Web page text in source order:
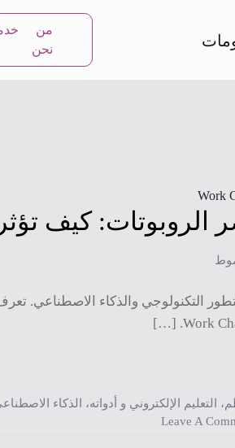
من
نحن
كيف
التكنولوجي والذكاء الاصطناعي.
Work
، التعليم الإلكتروني و أدواته، الذكاء
Leave A